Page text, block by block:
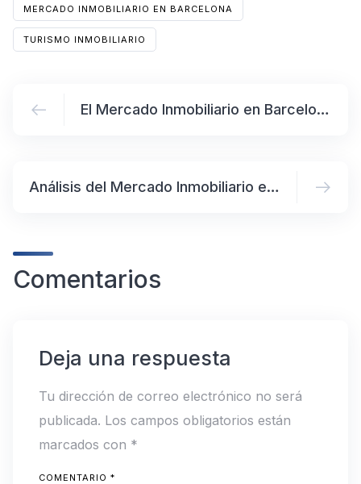
MERCADO INMOBILIARIO EN BARCELONA
TURISMO INMOBILIARIO
El Mercado Inmobiliario en Barcelona: Análisis y Tendencias en 2024
Análisis del Mercado Inmobiliario en Valencia y la Comunidad Valenciana
Comentarios
Deja una respuesta
Tu dirección de correo electrónico no será
publicada. Los campos obligatorios están
marcados con *
COMENTARIO *